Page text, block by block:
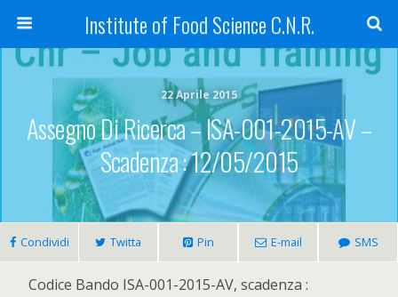
Institute of Food Science C.N.R.
22 Aprile 2015
Assegno Di Ricerca – ISA-001-2015-AV –
Scadenza : 12/05/2015
Condividi Twitta Pin E-mail SMS
Codice Bando ISA-001-2015-AV, scadenza :